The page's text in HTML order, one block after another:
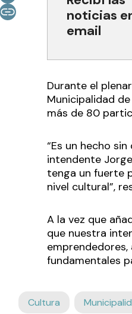
noticias
email
Durante el
Municipalidad
más de 80
“Es un hecho
intendente
tenga un fuerte
nivel cultural”,
A la vez que
que nuestra
fundamentales
Cultura